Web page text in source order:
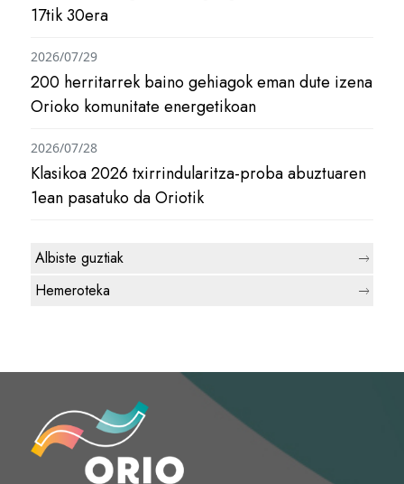
17tik 30era
200 herritarrek baino gehiagok eman dute izena
Orioko komunitate energetikoan
2026/07/29
Klasikoa 2026 txirrindularitza-proba abuztuaren
1ean pasatuko da Oriotik
2026/07/28
Albiste guztiak
Hemeroteka